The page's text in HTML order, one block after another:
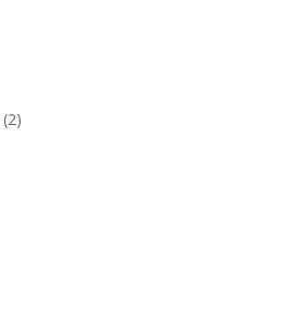
(2)